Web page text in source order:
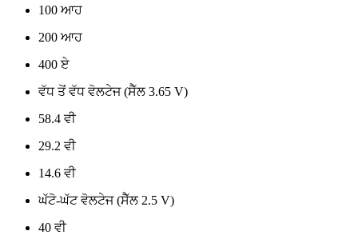
100 ਆਹ
200 ਆਹ
400 ਏ
ਵੱਧ ਤੋਂ ਵੱਧ ਵੋਲਟੇਜ (ਸੈੱਲ 3.65 V)
58.4 ਵੀ
29.2 ਵੀ
14.6 ਵੀ
ਘੱਟੋ-ਘੱਟ ਵੋਲਟੇਜ (ਸੈੱਲ 2.5 V)
40 ਵੀ